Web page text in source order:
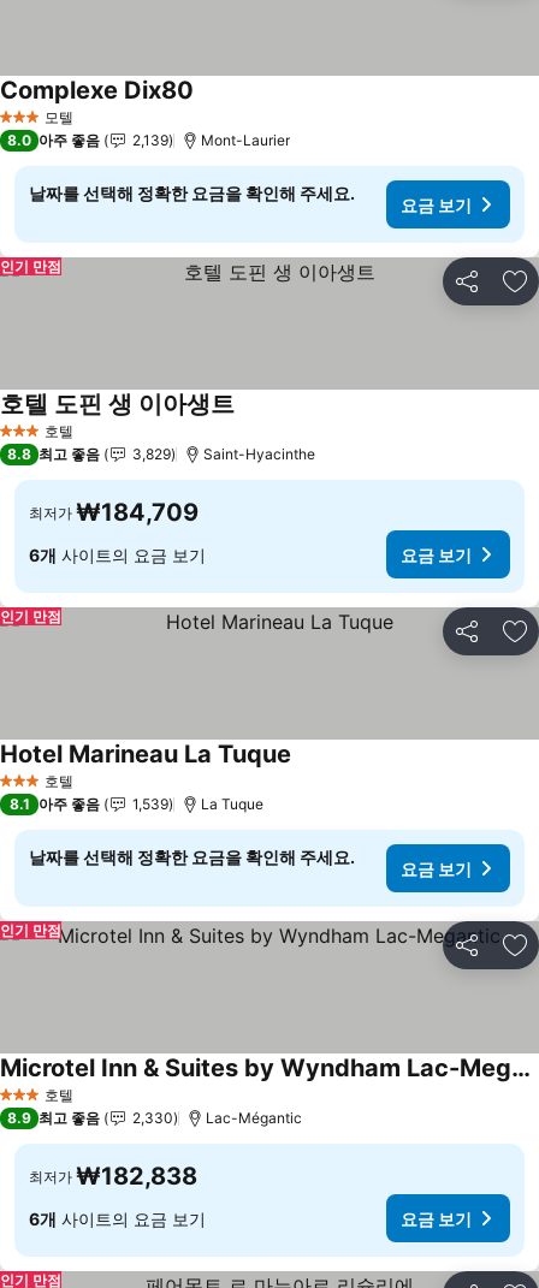
3 성급 모텔
Complexe Dix80
8.0 아주 좋음 2,139 Mont-Laurier
날짜를 선택해 정확한 요금을 확인해 주세요.
요금 보기
공유 즐
인기 만점
3 성급 호텔
호텔 도핀 생 이아생트
8.8 최고 좋음 3,829 Saint-Hyacinthe
최저가 ₩184,709
6개 사이트의 요금 보기 요금 보기
공유 즐
인기 만점
3 성급 호텔
Hotel Marineau La Tuque
8.1 아주 좋음 1,539 La Tuque
날짜를 선택해 정확한 요금을 확인해 주세요.
요금 보기
공유 즐
인기 만점
3 성급 호텔
Microtel Inn & Suites by Wyndham Lac-Megantic
8.9 최고 좋음 2,330 Lac-Mégantic
최저가 ₩182,838
6개 사이트의 요금 보기 요금 보기
인기 만점